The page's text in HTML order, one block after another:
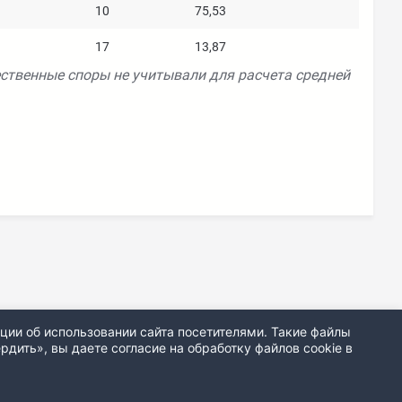
10 75,53
17 13,87
споры не учитывали для расчета средней
об использовании сайта посетителями. Такие файлы
вы даете согласие на обработку файлов cookie в